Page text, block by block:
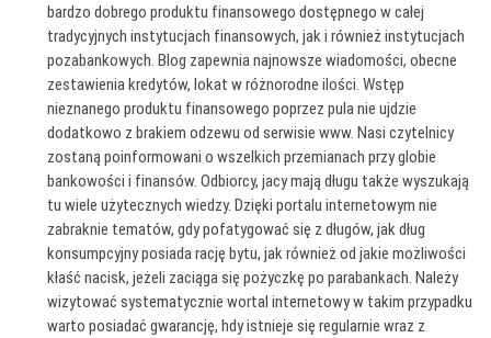
bardzo dobrego produktu finansowego dostępnego w całej
tradycyjnych instytucjach finansowych, jak i również instytucjach
pozabankowych. Blog zapewnia najnowsze wiadomości, obecne
zestawienia kredytów, lokat w różnorodne ilości. Wstęp
nieznanego produktu finansowego poprzez pula nie ujdzie
dodatkowo z brakiem odzewu od serwisie www. Nasi czytelnicy
zostaną poinformowani o wszelkich przemianach przy globie
bankowości i finansów. Odbiorcy, jacy mają długu także wyszukają
tu wiele użytecznych wiedzy. Dzięki portalu internetowym nie
zabraknie tematów, gdy pofatygować się z długów, jak dług
konsumpcyjny posiada rację bytu, jak również od jakie możliwości
kłaść nacisk, jeżeli zaciąga się pożyczkę po parabankach. Należy
wizytować systematycznie wortal internetowy w takim przypadku
warto posiadać gwarancję, hdy istnieje się regularnie wraz z